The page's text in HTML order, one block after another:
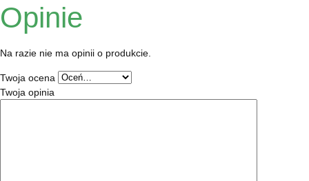
Opinie
Na razie nie ma opinii o produkcie.
Twoja ocena
Twoja opinia